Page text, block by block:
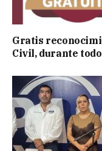
Gratis
Civil, durante